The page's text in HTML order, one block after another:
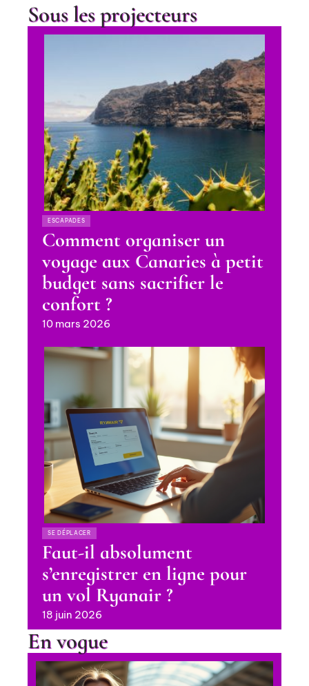
Sous les projecteurs
ESCAPADES
Comment organiser un
voyage aux Canaries à petit
budget sans sacrifier le
confort ?
10 mars 2026
SE DÉPLACER
Faut-il absolument
s’enregistrer en ligne pour
un vol Ryanair ?
18 juin 2026
En vogue